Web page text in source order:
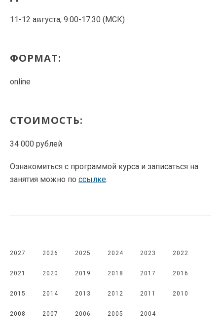
11-12 августа, 9:00-17:30 (МСК)
ФОРМАТ:
online
СТОИМОСТЬ:
34 000 рублей
Ознакомиться с программой курса и записаться на
занятия можно по ссылке.
2027 2026 2025 2024 2023 2022
2021 2020 2019 2018 2017 2016
2015 2014 2013 2012 2011 2010
2008 2007 2006 2005 2004